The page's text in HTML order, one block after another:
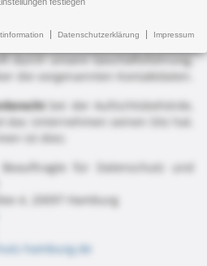
Datenschutzerklärung Impressum
um den Schutz Ihrer Daten
durch unsere Geschäftsführung,
die vorgenannten Kontaktdaten.
bei der Aufsichtsbehörde,
das Unternehmen seinen Sitz hat.
ist dies:
für Datenschutz und
4, 20097 Hamburg
hamburg.de